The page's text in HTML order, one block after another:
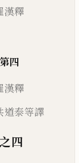
釋
四
釋
道泰等譯
四